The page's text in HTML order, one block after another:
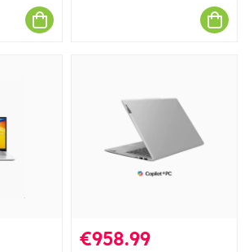
€958.99